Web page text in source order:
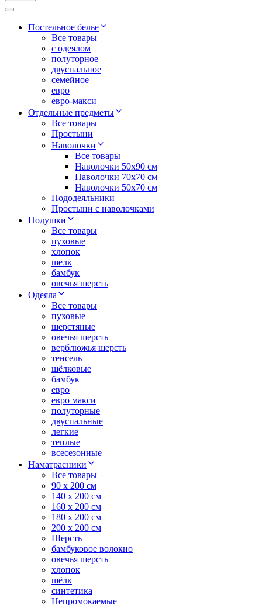
Постельное белье
Все товары
с одеялом
полуторное
двуспальное
семейное
евро
евро-макси
Отдельные предметы
Все товары
Простыни
Наволочки
Все товары
Наволочки 50x90 см
Наволочки 70x70 cм
Наволочки 50х70 см
Пододеяльники
Простыни с наволочками
Подушки
Все товары
пуховые
хлопок
шелк
бамбук
овечья шерсть
Одеяла
Все товары
пуховые
шерстяные
овечья шерсть
верблюжья шерсть
тенсель
шёлковые
бамбук
евро
евро макси
полуторные
двуспальные
легкие
теплые
всесезонные
Наматрасники
Все товары
90 x 200 см
140 x 200 см
160 x 200 см
180 x 200 см
200 x 200 см
Шерсть
бамбуковое волокно
овечья шерсть
хлопок
шёлк
синтетика
Непромокаемые